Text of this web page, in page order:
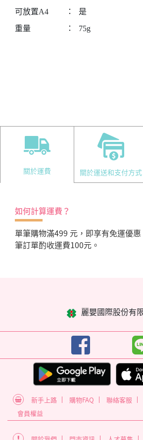
可放置A4
：
是
重量
： 75g
關於運費 關於運送和支付方式
如何計算運費？
單筆購物滿499 元，即享有免運優
筆訂單酌收運費100元。
麗嬰國際股份有
新手上路 購物FAQ 聯絡客服
會員權益